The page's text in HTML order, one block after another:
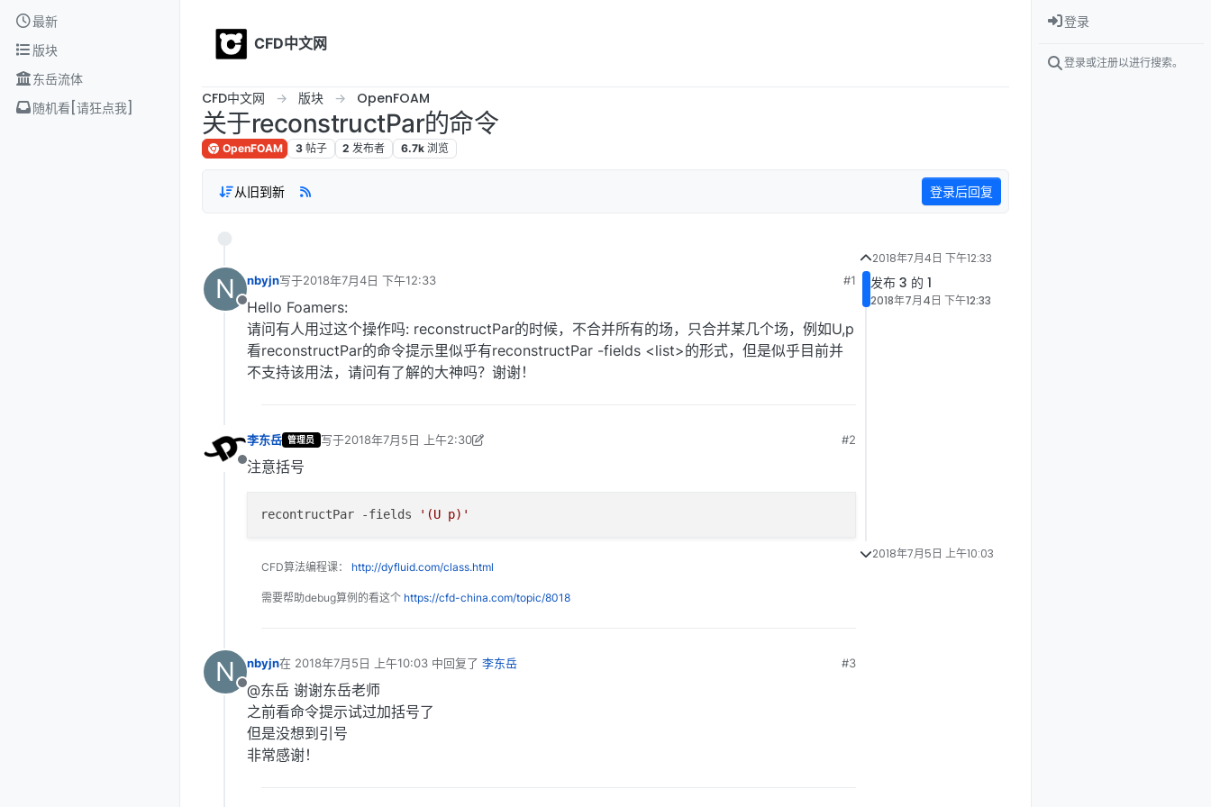
Skip to content
最新
版块
东岳流体
随机看[请狂点我]
CFD中文网
CFD中文网 版块 OpenFOAM
关于reconstructPar的命令
OpenFOAM 3 帖子 2 发布者 6.7k 浏览
从旧到新 登录后回复
N
离线
nbyjn写于2018年7月4日 下午12:33
最后由 编辑
#1
Hello Foamers:
请问有人用过这个操作吗: reconstructPar的时候，不合并所有的场，只合并某几个场，例如U,p
看reconstructPar的命令提示里似乎有reconstructPar -fields <list>的形式，但是似乎目前并
不支持该用法，请问有了解的大神吗？谢谢！
离线
李东岳 管理员 写于2018年7月5日 上午2:30
最后由 李东岳 编辑2018年7月5日 下午6:06
#2
注意括号
recontructPar -fields '(U p)'
CFD算法编程课： http://dyfluid.com/class.html
需要帮助debug算例的看这个 https://cfd-china.com/topic/8018
N
离线
nbyjn在 2018年7月5日 上午10:03 中回复了 李东岳
最后由 编辑
#3
@东岳 谢谢东岳老师
之前看命令提示试过加括号了
但是没想到引号
非常感谢！
2018年7月4日 下午12:33
发布 3 的 1
2018年7月4日 下午12:33
2018年7月5日 上午10:03
登录
登录或注册以进行搜索。